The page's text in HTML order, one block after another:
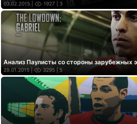
03.02.2015 | 1927 | 3
Анализ Паулисты со стороны зарубежных
29.01.2015 | 3295 | 5